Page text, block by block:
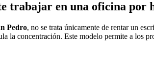
trabajar en una oficina por
Pedro, no se trata únicamente de rentar un
la concentración. Este modelo permite a los